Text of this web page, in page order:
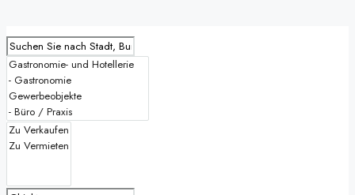
Häuser
Wohnungen
Grundstücke
Mietobjekte
Gewerbeobjekte
Anlageobjekte